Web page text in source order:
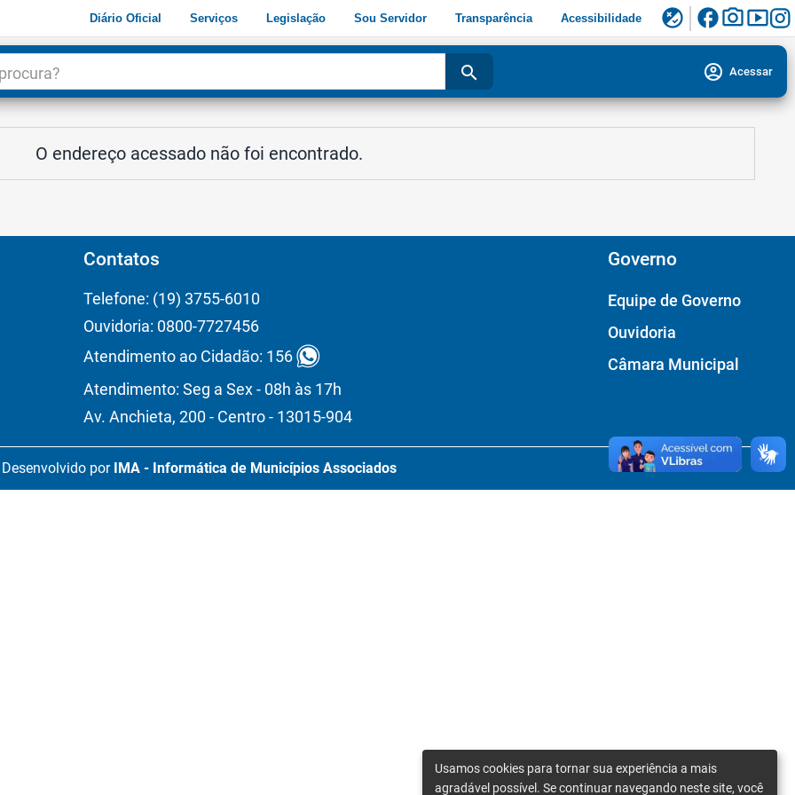
Diário Oficial Serviços Legislação Sou Servidor Transparência Acessibilidade flaky facebookphoto_camerasmart_display
search account_circle Acessar
O endereço acessado não foi encontrado.
Contatos
Telefone: (19) 3755-6010
Ouvidoria: 0800-7727456
Atendimento ao Cidadão: 156
Atendimento: Seg a Sex - 08h às 17h
Av. Anchieta, 200 - Centro - 13015-904
Governo
Equipe de Governo
Ouvidoria
Câmara Municipal
Desenvolvido por IMA - Informática de Municípios Associados
Usamos cookies para tornar sua experiência a mais
agradável possível. Se continuar navegando neste site, você